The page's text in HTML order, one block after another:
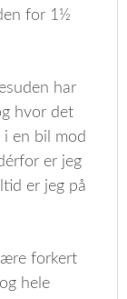
for 1½
har
hvor det
en bil mod
er jeg
er jeg på
forkert
hele